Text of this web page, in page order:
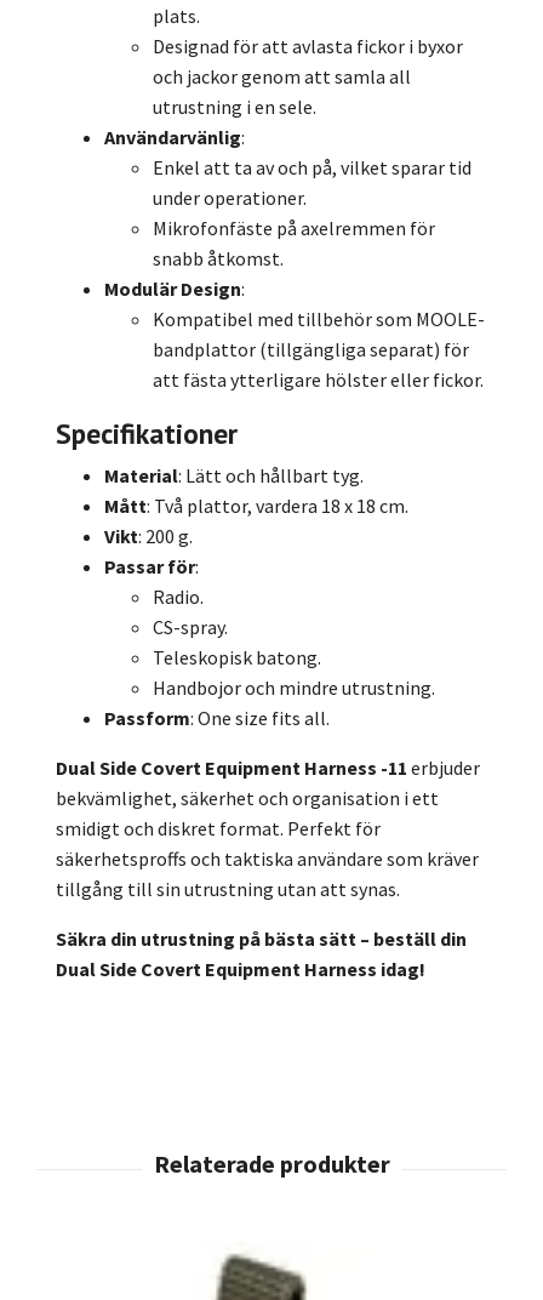
plats.
Designad för att avlasta fickor i byxor
och jackor genom att samla all
utrustning i en sele.
Användarvänlig:
Enkel att ta av och på, vilket sparar tid
under operationer.
Mikrofonfäste på axelremmen för
snabb åtkomst.
Modulär Design:
Kompatibel med tillbehör som MOOLE-
bandplattor (tillgängliga separat) för
att fästa ytterligare hölster eller fickor.
Specifikationer
Material: Lätt och hållbart tyg.
Mått: Två plattor, vardera 18 x 18 cm.
Vikt: 200 g.
Passar för:
Radio.
CS-spray.
Teleskopisk batong.
Handbojor och mindre utrustning.
Passform: One size fits all.
Dual Side Covert Equipment Harness -11 erbjuder
bekvämlighet, säkerhet och organisation i ett
smidigt och diskret format. Perfekt för
säkerhetsproffs och taktiska användare som kräver
tillgång till sin utrustning utan att synas.
Säkra din utrustning på bästa sätt – beställ din
Dual Side Covert Equipment Harness idag!